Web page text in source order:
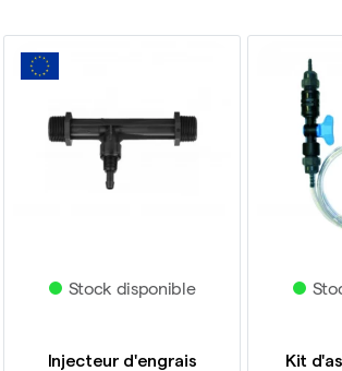
Stock disponible
Injecteur d'engrais
Kit